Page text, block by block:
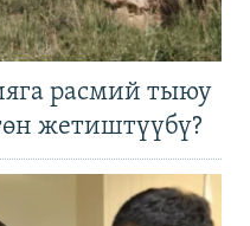
расмий тыюу
жетиштүүбү?